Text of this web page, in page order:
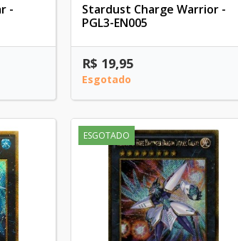
-
Stardust Charge Warrior -
PGL3-EN005
R$ 19,95
Esgotado
ESGOTADO